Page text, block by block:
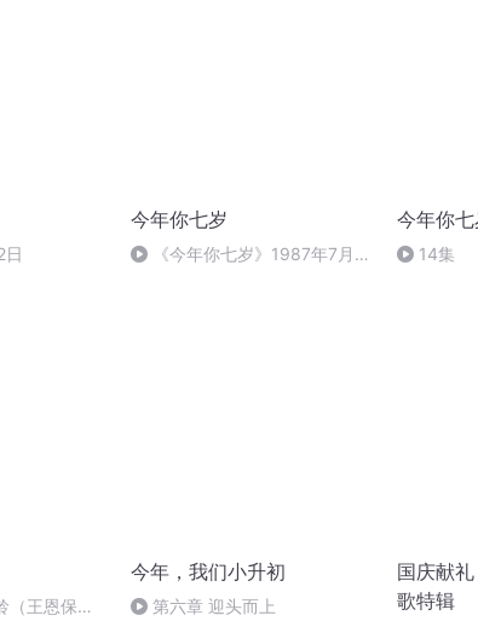
日
今年你七岁
《今年你七岁》1987年7月2
今年你七
14集
（王恩保吟
今年，我们小升初
第六章 迎头而上
国庆献
歌特辑